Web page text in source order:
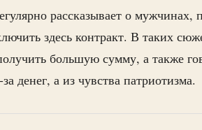
рассказывает о мужчинах,
здесь контракт. В таких
большую сумму, а также
денег, а из чувства патриотизма.